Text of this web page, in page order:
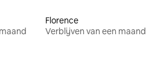
Florence
Verblijven van een maand